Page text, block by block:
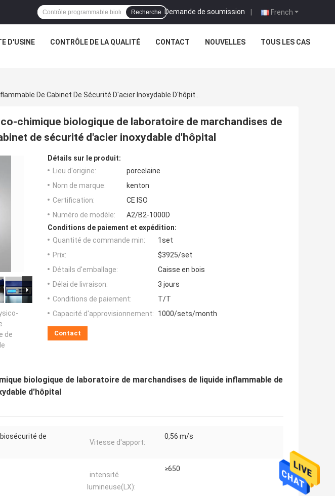
French
Demande de soumission |
Recherche
D'USINE CONTRÔLE DE LA QUALITÉ CONTACT NOUVELLES TOUS LES CAS
chimique biologique de laboratoire de marchandises de
de sécurité d'acier inoxydable d'hôpital
de
Détails sur le produit:
Lieu d'origine:
porcelaine
Nom de marque:
kenton
Certification:
CE ISO
Numéro de modèle:
A2/B2-1000D
Conditions de paiement et expédition:
Quantité de commande min:
1set
Prix:
$3925/set
Détails d'emballage:
Caisse en bois
Délai de livraison:
3 jours
Conditions de paiement:
T/T
Capacité d'approvisionnement:
1000/sets/month
Contact
biologique de laboratoire de marchandises de liquide inflammable de
d'hôpital
de
Vitesse d'apport:
0,56 m/s
intensité
lumineuse(LX):
≥650